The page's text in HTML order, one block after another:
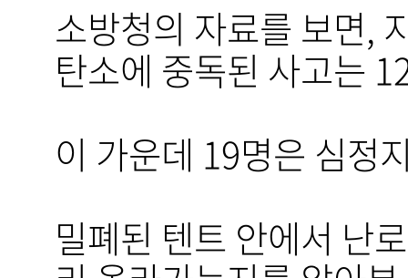
소방청의 자료를 보면,
탄소에 중독된 사고는
이 가운데 19명은 심정
밀폐된 텐트 안에서 난